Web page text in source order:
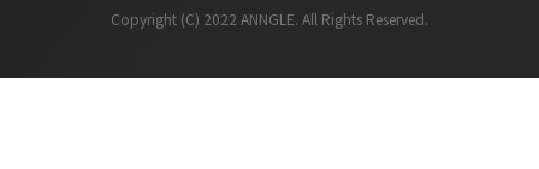
Copyright (C) 2022 ANNGLE. All Rights Reserved.